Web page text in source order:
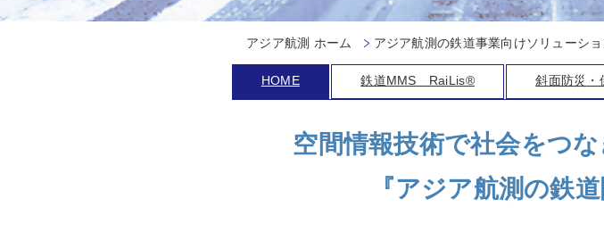
アジア航測 ホーム アジア航測の鉄道事業向けソリューショ
HOME 鉄道MMS RaiLis® 斜面防災・
空間情報技術で社会をつ
『アジア航測の鉄